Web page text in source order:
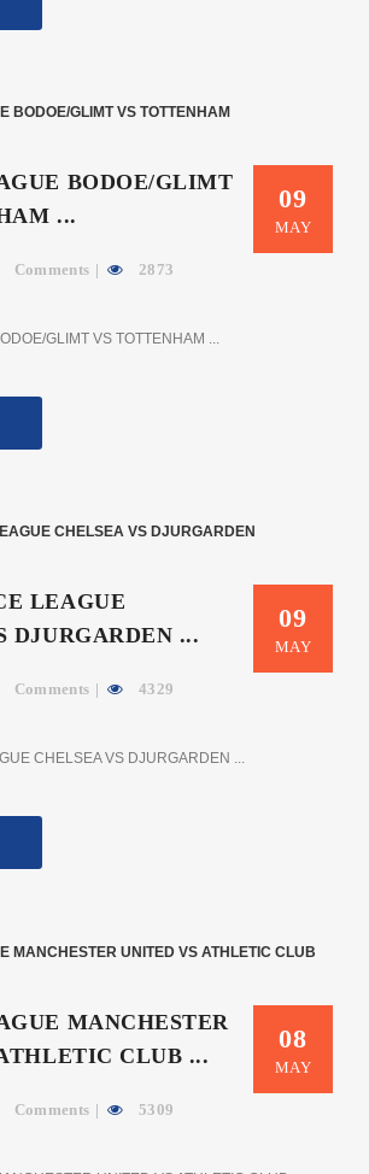
09
MAY
BODOE/GLIMT
...
Comments 2873
GLIMT VS TOTTENHAM ...
09
MAY
LEAGUE
DJURGARDEN ...
Comments 4329
CHELSEA VS DJURGARDEN ...
08
MAY
MANCHESTER
CLUB ...
Comments 5309